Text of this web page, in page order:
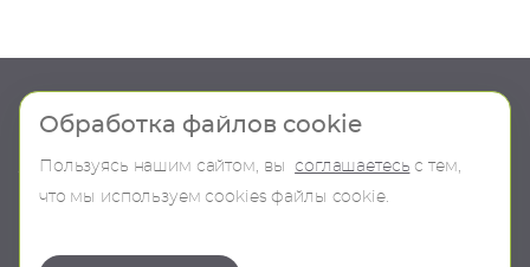
Шоу-рум
О компании
Продукция
В наличии
Обработка файлов cookie
Пользуясь нашим сайтом, вы соглашаетесь с тем,
что мы используем сookies файлы cookie.